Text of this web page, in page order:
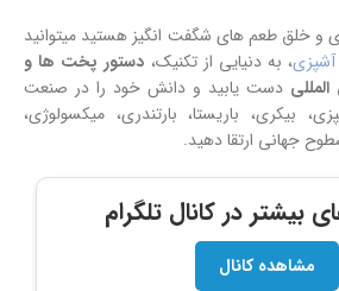
و خلق طعم های شگفت انگیز هستید میتوانید
، به دنیایی از تکنیک، دستور پخت ها و
دست یابید و دانش خود را در صنعت
بیکری، باریستا، بارتندری، میکسولوژی،
جهانی ارتقا دهید.
بیشتر در کانال تلگرام
مشاهده کانال